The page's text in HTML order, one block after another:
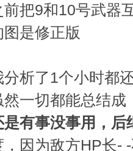
前把9和10号武器
图是修正版
分析了1个小时都
然一切都能总结成
是有事没事用，后
，因为敌方HP长-